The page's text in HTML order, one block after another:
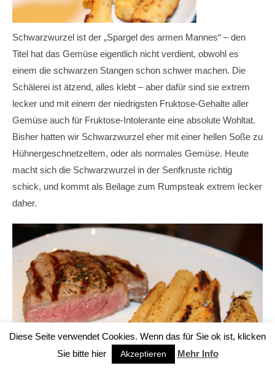
Schwarzwurzel ist der „Spargel des armen Mannes“ – den
Titel hat das Gemüse eigentlich nicht verdient, obwohl es
einem die schwarzen Stangen schon schwer machen. Die
Schälerei ist ätzend, alles klebt – aber dafür sind sie extrem
lecker und mit einem der niedrigsten Fruktose-Gehalte aller
Gemüse auch für Fruktose-Intolerante eine absolute Wohltat.
Bisher hatten wir Schwarzwurzel eher mit einer hellen Soße zu
Hühnergeschnetzeltem, oder als normales Gemüse. Heute
macht sich die Schwarzwurzel in der Senfkruste richtig
schick, und kommt als Beilage zum Rumpsteak extrem lecker
daher.
Diese Seite verwendet Cookies. Wenn das für Sie ok ist, klicken
Sie bitte hier
Akzeptieren Mehr Info